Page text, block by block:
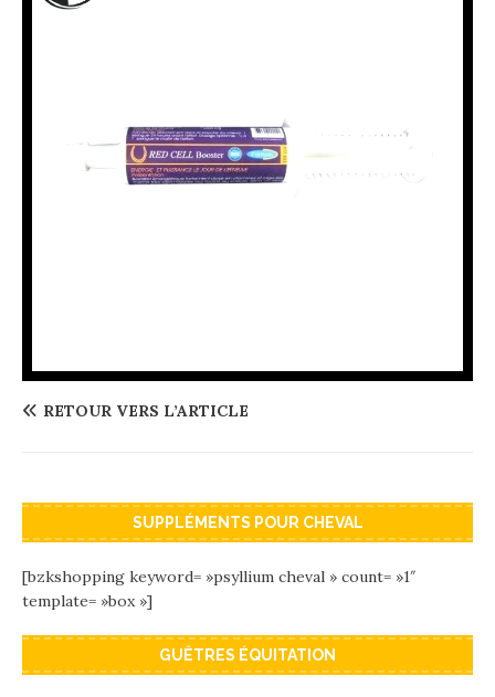
RETOUR VERS L’ARTICLE
SUPPLÉMENTS POUR CHEVAL
[bzkshopping keyword= »psyllium cheval » count= »1″
template= »box »]
GUÊTRES ÉQUITATION